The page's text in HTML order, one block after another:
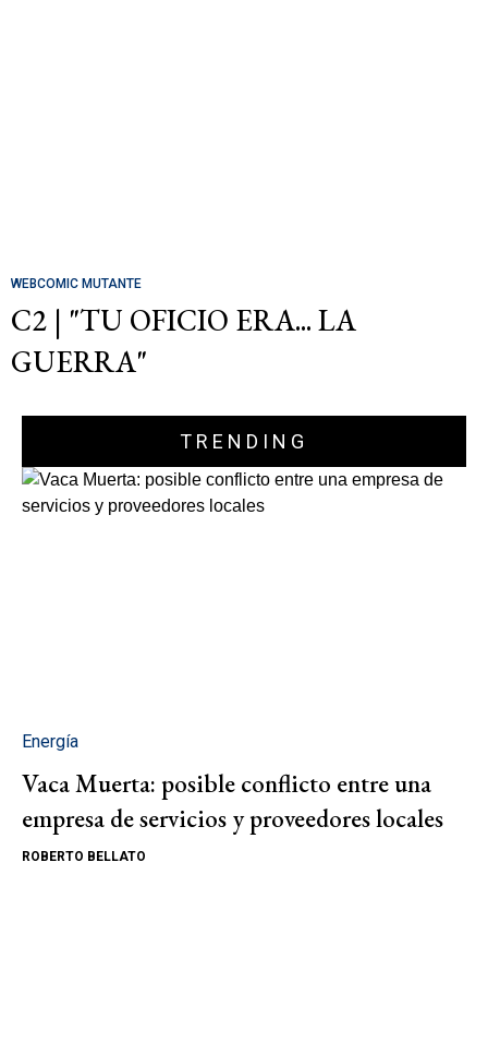
WEBCOMIC MUTANTE
C2 | "TU OFICIO ERA... LA
GUERRA"
TRENDING
Energía
Vaca Muerta: posible conflicto entre una
empresa de servicios y proveedores locales
ROBERTO BELLATO